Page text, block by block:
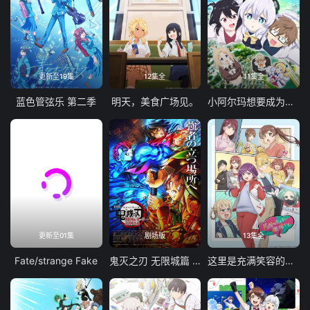
更新至19集
蓝色管弦乐 第二季
12集全
明天，美食广场见。
11集全
小阿尔玛想要成为家人
更新至01集
Fate/strange Fake
剧场版
鬼灭之刃 无限城篇 第一章 猗窝座再袭
13集全
这里是充满笑容的职场。